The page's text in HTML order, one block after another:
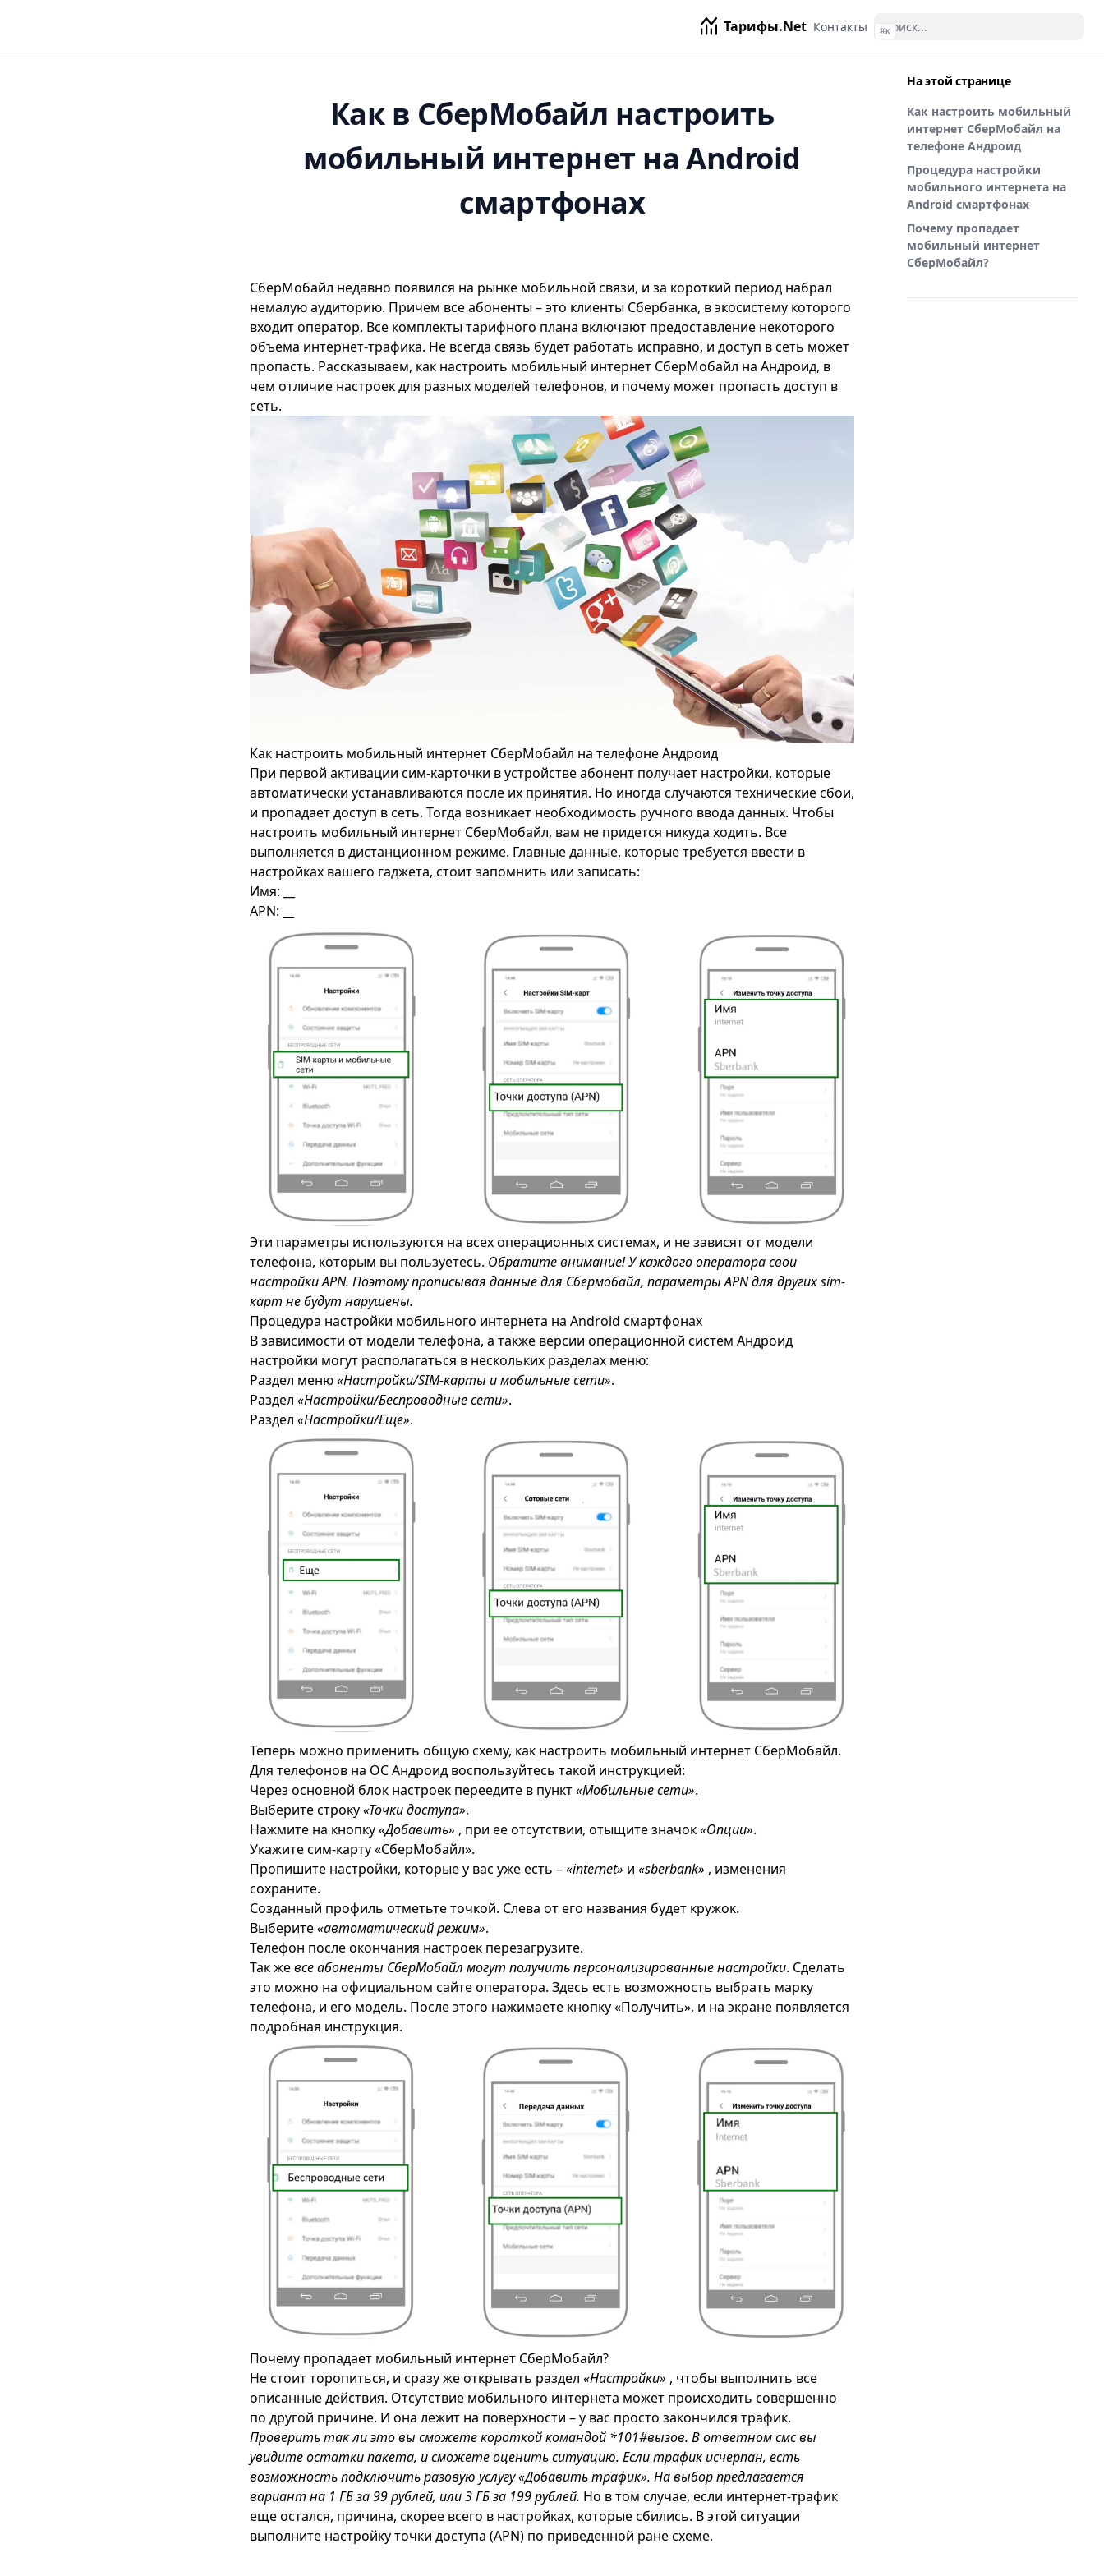
Тарифы.Net Контакты ⌘K
На этой странице
Как настроить мобильный
интернет СберМобайл на
телефоне Андроид
Процедура настройки
мобильного интернета на
Android смартфонах
Почему пропадает
мобильный интернет
СберМобайл?
Как в СберМобайл настроить
мобильный интернет на Android
смартфонах
СберМобайл недавно появился на рынке мобильной связи, и за короткий период набрал
немалую аудиторию. Причем все абоненты – это клиенты Сбербанка, в экосистему которого
входит оператор. Все комплекты тарифного плана включают предоставление некоторого
объема интернет-трафика. Не всегда связь будет работать исправно, и доступ в сеть может
пропасть. Рассказываем, как настроить мобильный интернет СберМобайл на Андроид, в
чем отличие настроек для разных моделей телефонов, и почему может пропасть доступ в
сеть.
Как настроить мобильный интернет СберМобайл на телефоне Андроид
При первой активации сим-карточки в устройстве абонент получает настройки, которые
автоматически устанавливаются после их принятия. Но иногда случаются технические сбои,
и пропадает доступ в сеть. Тогда возникает необходимость ручного ввода данных. Чтобы
настроить мобильный интернет СберМобайл, вам не придется никуда ходить. Все
выполняется в дистанционном режиме. Главные данные, которые требуется ввести в
настройках вашего гаджета, стоит запомнить или записать:
Имя: __
APN: __
Эти параметры используются на всех операционных системах, и не зависят от модели
телефона, которым вы пользуетесь. Обратите внимание! У каждого оператора свои
настройки APN. Поэтому прописывая данные для Сбермобайл, параметры APN для других sim-
карт не будут нарушены.
Процедура настройки мобильного интернета на Android смартфонах
В зависимости от модели телефона, а также версии операционной систем Андроид
настройки могут располагаться в нескольких разделах меню:
Раздел меню«Настройки/SIM-карты и мобильные сети».
Раздел «Настройки/Беспроводные сети».
Раздел «Настройки/Ещё».
Теперь можно применить общую схему, как настроить мобильный интернет СберМобайл.
Для телефонов на ОС Андроид воспользуйтесь такой инструкцией:
Через основной блок настроек переедите в пункт«Мобильные сети».
Выберите строку«Точки доступа».
Нажмите на кнопку«Добавить» , при ее отсутствии, отыщите значок«Опции».
Укажите сим-карту «СберМобайл».
Пропишите настройки, которые у вас уже есть –«internet» и «sberbank» , изменения
сохраните.
Созданный профиль отметьте точкой. Слева от его названия будет кружок.
Выберите«автоматический режим».
Телефон после окончания настроек перезагрузите.
Так жевсе абоненты СберМобайл могут получить персонализированные настройки. Сделать
это можно на официальном сайте оператора. Здесь есть возможность выбрать марку
телефона, и его модель. После этого нажимаете кнопку «Получить», и на экране появляется
подробная инструкция.
Почему пропадает мобильный интернет СберМобайл?
Не стоит торопиться, и сразу же открывать раздел «Настройки» , чтобы выполнить все
описанные действия. Отсутствие мобильного интернета может происходить совершенно
по другой причине. И она лежит на поверхности – у вас просто закончился трафик.
Проверить так ли это вы сможете короткой командой *101#вызов. В ответном смс вы
увидите остатки пакета, и сможете оценить ситуацию. Если трафик исчерпан, есть
возможность подключить разовую услугу «Добавить трафик». На выбор предлагается
вариант на 1 ГБ за 99 рублей, или 3 ГБ за 199 рублей. Но в том случае, если интернет-трафик
еще остался, причина, скорее всего в настройках, которые сбились. В этой ситуации
выполните настройку точки доступа (APN) по приведенной ране схеме.